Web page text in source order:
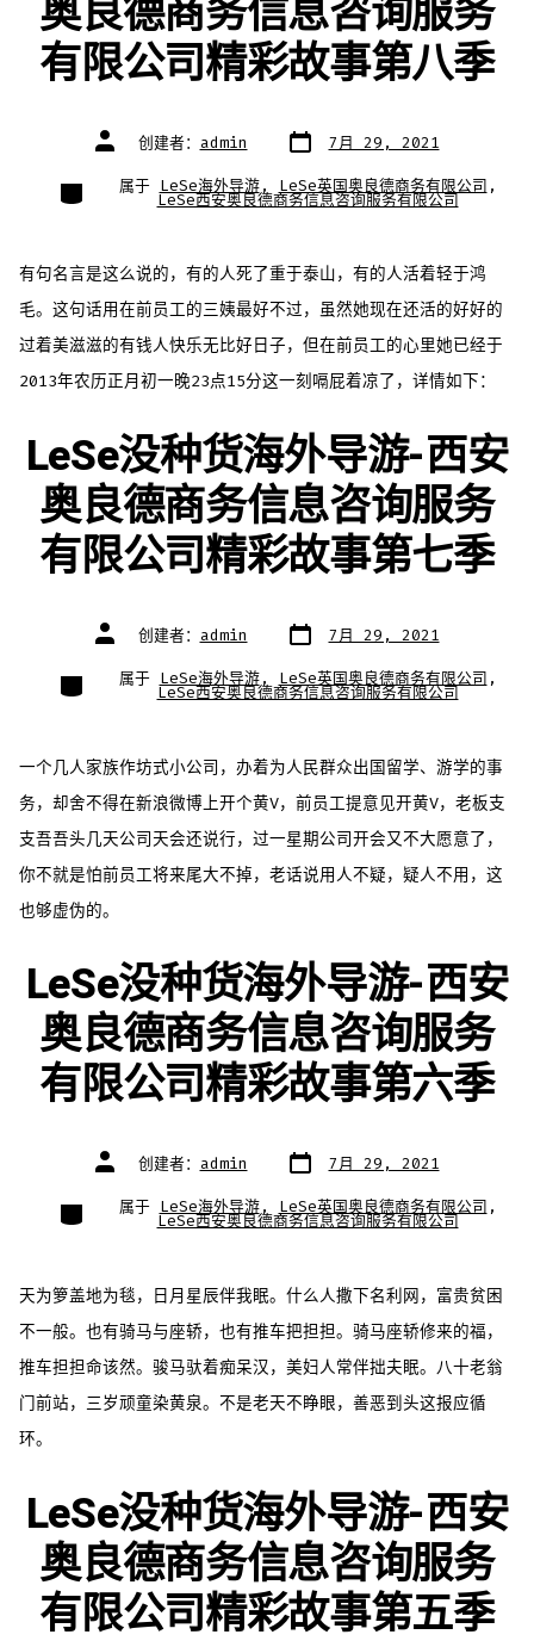
奥良德商务信息咨询服务
有限公司精彩故事第八季
文
章 创建者： admin 文
章
期
7月 29, 2021
类
别
属于 LeSe海外导游, LeSe英国奥良德商务有限公司 ,
LeSe西安奥良德商务信息咨询服务有限公司
有句名言是这么说的，有的人死了重于泰山，有的人活着轻于鸿
毛。这句话用在前员工的三姨最好不过，虽然她现在还活的好好的
过着美滋滋的有钱人快乐无比好日子，但在前员工的心里她已经于
2013年农历正月初一晚23点15分这一刻嗝屁着凉了，详情如下：
LeSe没种货海外导游-西安
奥良德商务信息咨询服务
有限公司精彩故事第七季
文
章 创建者： admin 文
章
期
7月 29, 2021
类
别
属于 LeSe海外导游, LeSe英国奥良德商务有限公司 ,
LeSe西安奥良德商务信息咨询服务有限公司
一个几人家族作坊式小公司，办着为人民群众出国留学、游学的事
务，却舍不得在新浪微博上开个黄V，前员工提意见开黄V，老板支
支吾吾头几天公司天会还说行，过一星期公司开会又不大愿意了，
你不就是怕前员工将来尾大不掉，老话说用人不疑，疑人不用，这
也够虚伪的。
LeSe没种货海外导游-西安
奥良德商务信息咨询服务
有限公司精彩故事第六季
文
章 创建者： admin 文
章
期
7月 29, 2021
类
别
属于 LeSe海外导游, LeSe英国奥良德商务有限公司 ,
LeSe西安奥良德商务信息咨询服务有限公司
天为箩盖地为毯，日月星辰伴我眠。什么人撒下名利网，富贵贫困
不一般。也有骑马与座轿，也有推车把担担。骑马座轿修来的福，
推车担担命该然。骏马驮着痴呆汉，美妇人常伴拙夫眠。八十老翁
门前站，三岁顽童染黄泉。不是老天不睁眼，善恶到头这报应循
环。
LeSe没种货海外导游-西安
奥良德商务信息咨询服务
有限公司精彩故事第五季